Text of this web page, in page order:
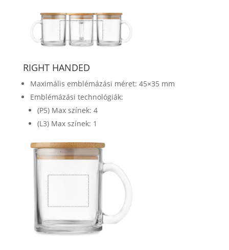
RIGHT HANDED
Maximális emblémázási méret: 45×35 mm
Emblémázási technológiák:
(P5) Max színek: 4
(L3) Max színek: 1